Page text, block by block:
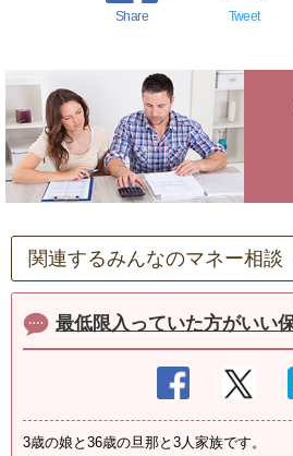
Share Tweet
関連するみんなのマネー相談
最低限入っていた方がいい
3歳の娘と36歳の旦那と3人家族です。